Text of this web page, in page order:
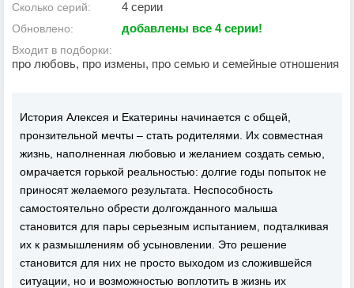
Сколько серий: 4 серии
Обновлено: добавлены все 4 серии!
Входит в подборки:
про любовь, про измены, про семью и семейные отношения
История Алексея и Екатерины начинается с общей,
пронзительной мечты – стать родителями. Их совместная
жизнь, наполненная любовью и желанием создать семью,
омрачается горькой реальностью: долгие годы попыток не
приносят желаемого результата. Неспособность
самостоятельно обрести долгожданного малыша
становится для пары серьезным испытанием, подталкивая
их к размышлениям об усыновлении. Это решение
становится для них не просто выходом из сложившейся
ситуации, но и возможностью воплотить в жизнь их